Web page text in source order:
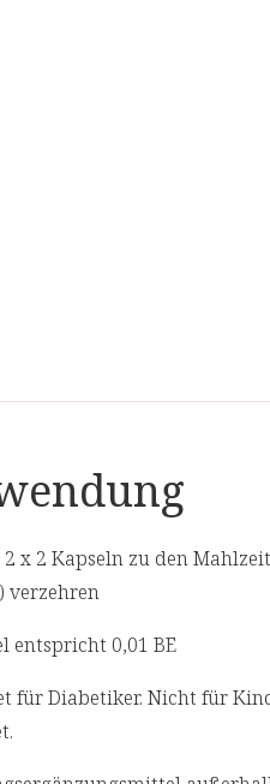
x 2 Kapseln zu den
verzehren
entspricht 0,01 BE
für Diabetiker. Nicht für